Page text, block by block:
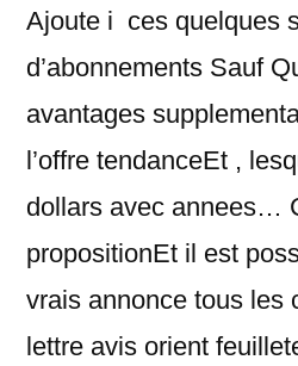
Ajoute i ces quelques
d’abonnements Sauf
avantages
l’offre tendanceEt ,
dollars avec annees…
propositionEt il est
vrais annonce tous les
lettre avis orient